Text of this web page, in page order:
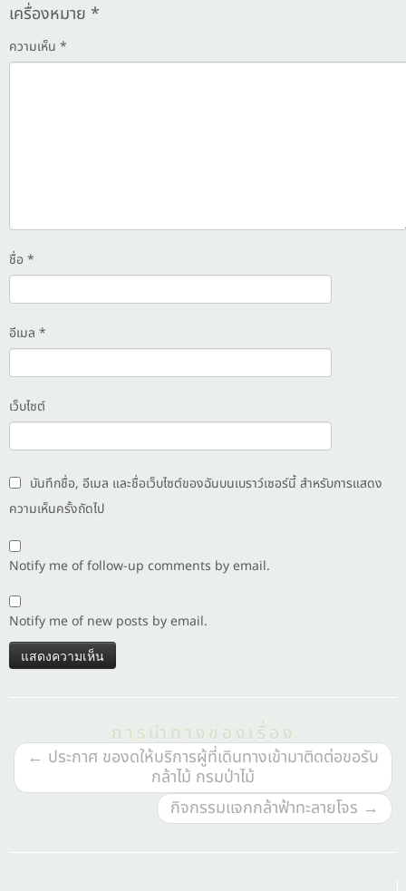
เครื่องหมาย *
ความเห็น *
ชื่อ *
อีเมล *
เว็บไซต์
บันทึกชื่อ, อีเมล และชื่อเว็บไซต์ของฉันบนเบราว์เซอร์นี้ สำหรับการแสดง
ความเห็นครั้งถัดไป
Notify me of follow-up comments by email.
Notify me of new posts by email.
การนำทางของเรื่อง
← ประกาศ ของดให้บริการผู้ที่เดินทางเข้ามาติดต่อขอรับ
กล้าไม้ กรมป่าไม้
กิจกรรมแจกกล้าฟ้าทะลายโจร →